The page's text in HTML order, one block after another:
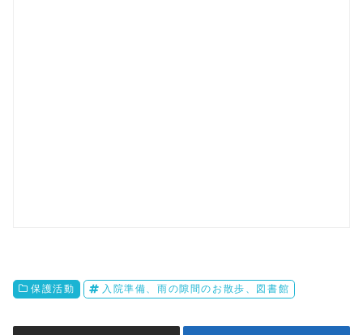
保護活動 入院準備、雨の隙間のお散歩、図書館